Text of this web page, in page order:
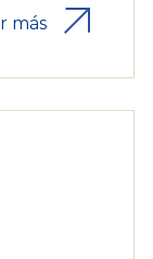
más